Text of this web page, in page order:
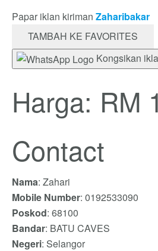
Papar iklan kiriman Zaharibakar
TAMBAH KE FAVORITES
Kongsikan
Harga: RM
Contact
Nama: Zahari
Mobile Number: 0192533090
Poskod: 68100
Bandar: BATU CAVES
Negeri: Selangor